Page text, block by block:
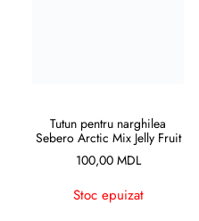
CITEȘTE MAI MULT
Tutun pentru narghilea
Sebero Arctic Mix Jelly Fruit
100,00 MDL
Stoc epuizat